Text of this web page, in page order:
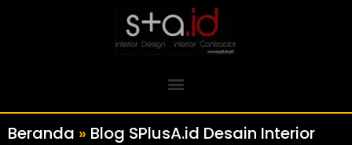
Beranda » Blog SPlusA.id Desain Interior